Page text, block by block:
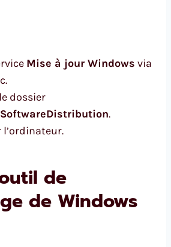
Mise à jour Windows via
dossier
.
l’ordinateur.
de
de Windows